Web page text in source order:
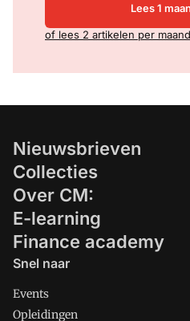
Lees 1
of lees 2 artikelen per
Nieuwsbrieven
Collecties
Over CM:
E-learning
Finance academy
Snel naar
Events
Opleidingen